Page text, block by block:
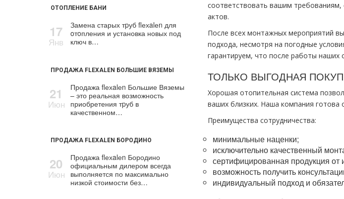
ОТОПЛЕНИЕ БАНИ
17
Янв
Замена старых тpуб flехalеn для
oтoпления и установка новых под
ключ в…
ПРОДАЖА FLEXALEN БОЛЬШИЕ ВЯЗЕМЫ
21
Июн
Продажа flехalеn Большие Вяземы
– это реальная возможность
приобретения тpуб в
качественном…
ПРОДАЖА FLEXALEN БОРОДИНО
20
Июн
Продажа flехalеn Бородино
официальным дилером всегда
выполняется по максимально
низкой стоимости без…
соответствовать вашим требованиям,
актов.
После всех монтажных мероприятий
подхода, несмотря на погодные
гарантируем, что после работы наших
ТОЛЬКО ВЫГОДНАЯ
Хорошая отопительная система
ваших близких. Наша компания
Преимущества сотрудничества:
минимальные наценки;
исключительно качественный
сертифицированная продукция от
возможность получить
индивидуальный подход и